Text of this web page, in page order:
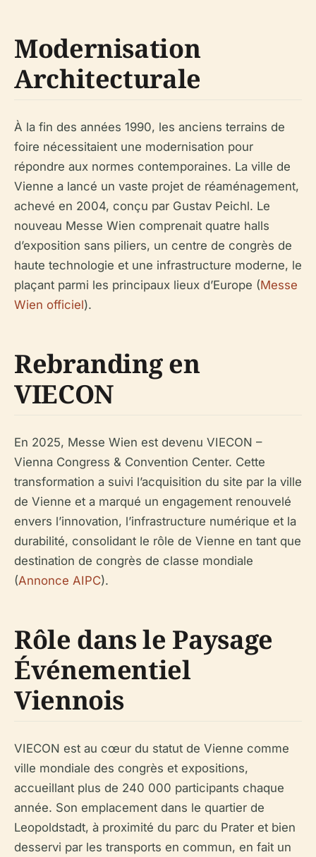
Modernisation
Architecturale
À la fin des années 1990, les anciens terrains de
foire nécessitaient une modernisation pour
répondre aux normes contemporaines. La ville de
Vienne a lancé un vaste projet de réaménagement,
achevé en 2004, conçu par Gustav Peichl. Le
nouveau Messe Wien comprenait quatre halls
d’exposition sans piliers, un centre de congrès de
haute technologie et une infrastructure moderne, le
plaçant parmi les principaux lieux d’Europe (Messe
Wien officiel).
Rebranding en
VIECON
En 2025, Messe Wien est devenu VIECON –
Vienna Congress & Convention Center. Cette
transformation a suivi l’acquisition du site par la ville
de Vienne et a marqué un engagement renouvelé
envers l’innovation, l’infrastructure numérique et la
durabilité, consolidant le rôle de Vienne en tant que
destination de congrès de classe mondiale
(Annonce AIPC).
Rôle dans le Paysage
Événementiel
Viennois
VIECON est au cœur du statut de Vienne comme
ville mondiale des congrès et expositions,
accueillant plus de 240 000 participants chaque
année. Son emplacement dans le quartier de
Leopoldstadt, à proximité du parc du Prater et bien
desservi par les transports en commun, en fait un